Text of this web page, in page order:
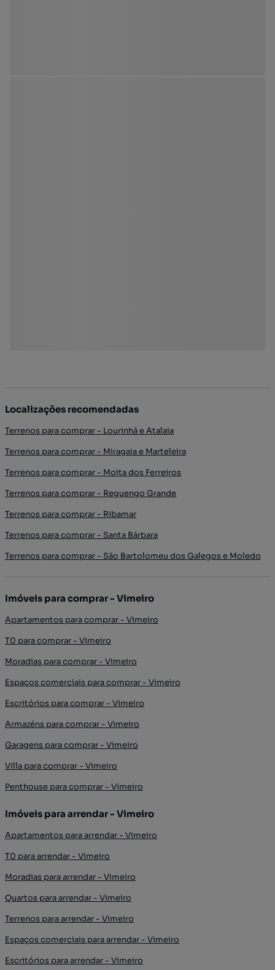
Localizações recomendadas
Terrenos para comprar - Lourinhã e Atalaia
Terrenos para comprar - Miragaia e Marteleira
Terrenos para comprar - Moita dos Ferreiros
Terrenos para comprar - Reguengo Grande
Terrenos para comprar - Ribamar
Terrenos para comprar - Santa Bárbara
Terrenos para comprar - São Bartolomeu dos Galegos e Moledo
Imóveis para comprar - Vimeiro
Apartamentos para comprar - Vimeiro
T0 para comprar - Vimeiro
Moradias para comprar - Vimeiro
Espaços comerciais para comprar - Vimeiro
Escritórios para comprar - Vimeiro
Armazéns para comprar - Vimeiro
Garagens para comprar - Vimeiro
Villa para comprar - Vimeiro
Penthouse para comprar - Vimeiro
Imóveis para arrendar - Vimeiro
Apartamentos para arrendar - Vimeiro
T0 para arrendar - Vimeiro
Moradias para arrendar - Vimeiro
Quartos para arrendar - Vimeiro
Terrenos para arrendar - Vimeiro
Espaços comerciais para arrendar - Vimeiro
Escritórios para arrendar - Vimeiro